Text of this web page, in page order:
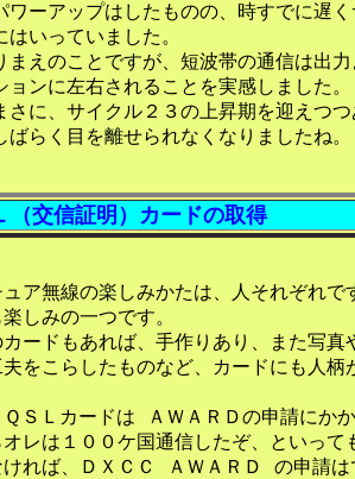
ーアップはしたものの、時すでに遅
いっていました。
えのことですが、短波帯の通信は出
ンに左右されることを実感しました。
に、サイクル２３の上昇期を迎えつ
（交信証明）カードの取得
ア無線の楽しみかたは、人それぞれで
しみの一つです。
ードもあれば、手作りあり、また写真
をこらしたものなど、カードにも人柄
ＳＬカードは ＡＷＡＲＤの申請にか
レは１００ケ国通信したぞ、といって
れば、ＤＸＣＣ ＡＷＡＲＤ の申請は